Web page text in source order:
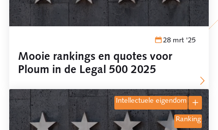
28 mrt '25
Mooie rankings en quotes voor
Ploum in de Legal 500 2025
intellectuele eigendom
ranking